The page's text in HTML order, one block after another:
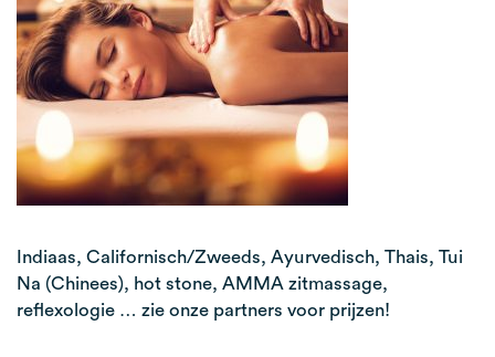
Indiaas, Californisch/Zweeds, Ayurvedisch, Thais, Tui
Na (Chinees), hot stone, AMMA zitmassage,
reflexologie … zie onze partners voor prijzen!